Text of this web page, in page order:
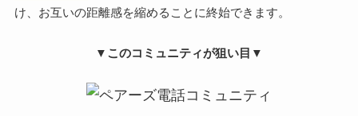
け、お互いの距離感を縮めることに終始できます。
▼このコミュニティが狙い目▼